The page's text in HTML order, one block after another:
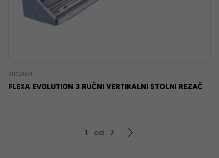
STROJEVI
FLEXA EVOLUTION 3 RUČNI VERTIKALNI STOLNI REZAČ
1 od 7